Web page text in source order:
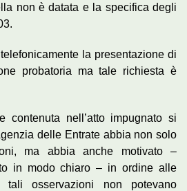
non è datata e la specifica degli
la presentazione di
probatoria ma tale richiesta è
contenuta nell’atto impugnato si
delle Entrate abbia non solo
ma abbia anche motivato –
in modo chiaro – in ordine alle
osservazioni non potevano